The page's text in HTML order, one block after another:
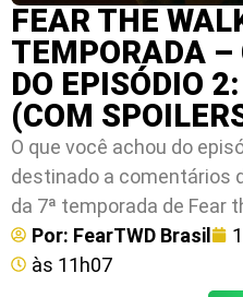
FEAR THE
TEMPORADA –
DO EPISÓDIO
(COM
O que você achou do
destinado a comentários
da 7ª temporada de Fear
Por: FearTWD Brasil
às 11h07